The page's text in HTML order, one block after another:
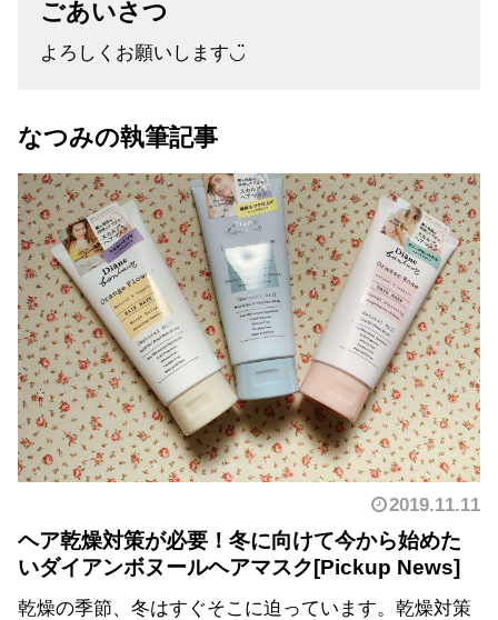
ごあいさつ
よろしくお願いします◡̈
なつみの執筆記事
2019.11.11
ヘア乾燥対策が必要！冬に向けて今から始めた
いダイアンボヌールヘアマスク
乾燥の季節、冬はすぐそこに迫っています。乾燥対策